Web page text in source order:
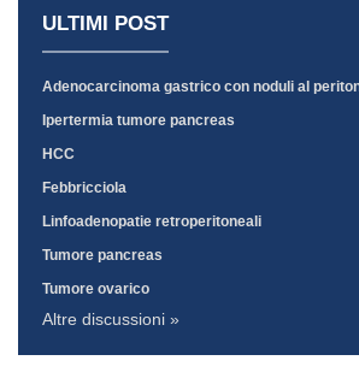
ULTIMI POST
Adenocarcinoma gastrico con noduli al
Ipertermia tumore pancreas
HCC
Febbricciola
Linfoadenopatie retroperitoneali
Tumore pancreas
Tumore ovarico
Altre discussioni »